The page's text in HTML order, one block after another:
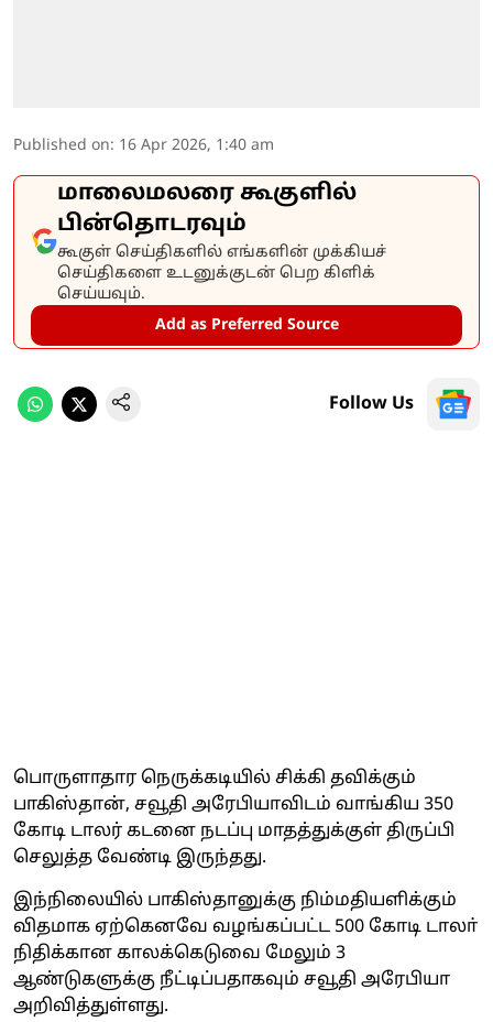
Published on: 16 Apr 2026, 1:40 am
மாலைமலரை கூகுளில்
பின்தொடரவும்
கூகுள் செய்திகளில் எங்களின் முக்கியச்
செய்திகளை உடனுக்குடன் பெற கிளிக்
செய்யவும்.
Add as Preferred Source
Follow Us
பொருளாதார நெருக்கடியில் சிக்கி தவிக்கும்
பாகிஸ்தான், சவூதி அரேபியாவிடம் வாங்கிய 350
கோடி டாலர் கடனை நடப்பு மாதத்துக்குள் திருப்பி
செலுத்த வேண்டி இருந்தது.
இந்நிலையில் பாகிஸ்தானுக்கு நிம்மதியளிக்கும்
விதமாக ஏற்கெனவே வழங்கப்பட்ட 500 கோடி டாலா்
நிதிக்கான காலக்கெடுவை மேலும் 3
ஆண்டுகளுக்கு நீட்டிப்பதாகவும் சவூதி அரேபியா
அறிவித்துள்ளது.